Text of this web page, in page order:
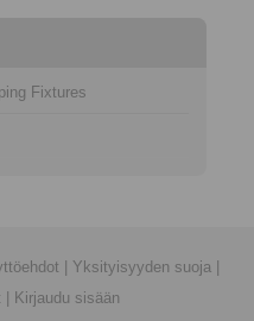
Fixtures
Yksityisyyden suoja
Kirjaudu sisään